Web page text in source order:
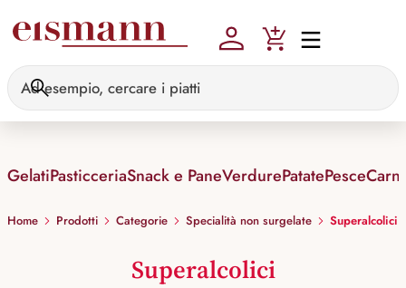
GelatiPasticceriaSnack e PaneVerdurePatatePesce
Home Prodotti Categorie Specialità non surgelate Superalcolici
Superalcolici